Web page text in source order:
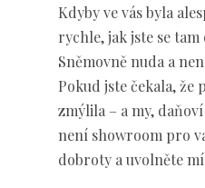
Kdyby ve vás byla
rychle, jak jste se
Sněmovně nuda a
Pokud jste čekala,
zmýlila – a my,
není showroom pro
dobroty a uvolněte